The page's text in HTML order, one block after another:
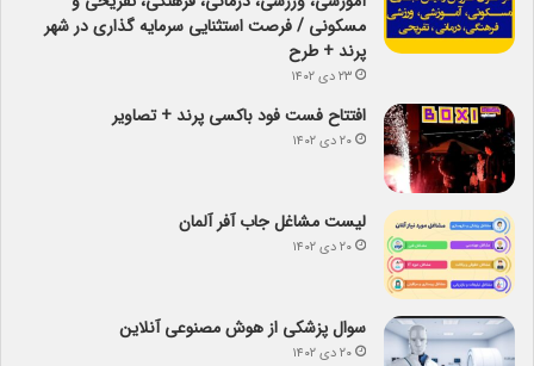
مسکونی / فرصت استثنایی سرمایه گذاری در شهر
پرند + طرح
۲۳ دی ۱۴۰۲
افتتاح فست فود باکسی پرند + تصاویر
۲۰ دی ۱۴۰۲
لیست مشاغل جاب آفر آلمان
۲۰ دی ۱۴۰۲
سوال پزشکی از هوش مصنوعی آنلاین
۲۰ دی ۱۴۰۲